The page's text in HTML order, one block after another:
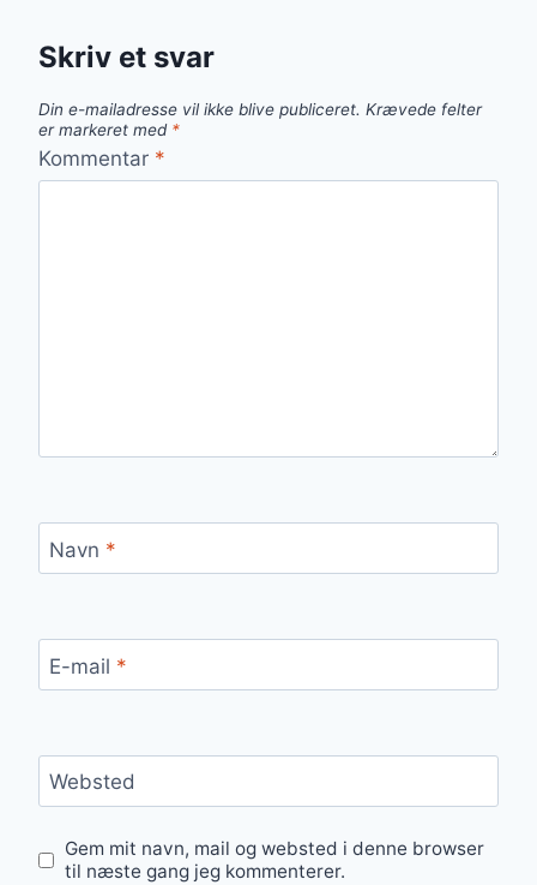
Skriv et svar
Din e-mailadresse vil ikke blive publiceret. Krævede felter
er markeret med *
Kommentar *
Navn *
E-mail *
Websted
Gem mit navn, mail og websted i denne browser
til næste gang jeg kommenterer.